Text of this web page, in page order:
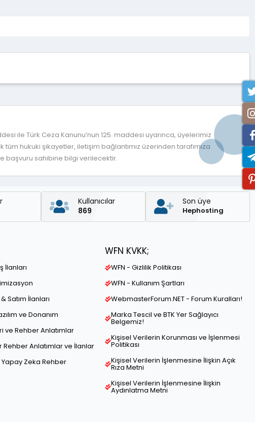
ile Türk Ceza Kanunu’nun 125. maddesi uyarınca, üyelerimiz
hukuki şikayetler, iletişim bağlantımız üzerinden tarafımıza
başvuru sahibine bilgi verilecektir.
Kullanıcılar
869
Son üye
Hephosting
İlanları
Satım İlanları
ve Donanım
ve Rehber Anlatımlar
Rehber Anlatımlar ve İlanlar
Zeka Rehber
WFN KVKK;
WFN - Gizlilik Politikası
WFN - Kullanım Şartları
WebmasterForum.NET - Forum Kuralları!
Marka Tescil ve BTK Yer Sağlayıcı
Belgemiz!
Kişisel Verilerin Korunması ve İşlenmesi
Politikası
Kişisel Verilerin İşlenmesine İlişkin Açık
Rıza Metni
Kişisel Verilerin İşlenmesine İlişkin
Aydınlatma Metni